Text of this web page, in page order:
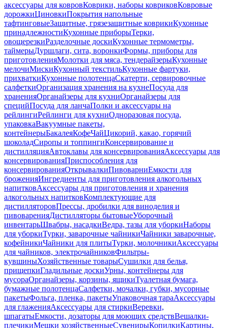
аксессуары для ковровКоврики, наборы ковриковКовровые
дорожкиЦиновкиПокрытия напольные
тафтинговыеЗащитные, грязезащитные коврикиКухонные
принадлежностиКухонные приборыТерки,
овощерезкиРазделочные доскиКухонные термометры,
таймерыДуршлаги, сита, воронкиФормы, приборы для
приготовленияМолотки для мяса, тендерайзерыКухонные
мелочиМискиКухонный текстильКухонные фартуки,
прихваткиКухонные полотенцаСкатерти, сервировочные
салфеткиОрганизация хранения на кухнеПосуда для
храненияОрганайзеры для кухниОрганайзеры для
специйПосуда для ланчаПолки и аксессуары на
рейлингиРейлинги для кухниОдноразовая посуда,
упаковкаВакуумные пакеты,
контейнерыБакалеяКофеЧайЦикорий, какао, горячий
шоколадСиропы и топпингиКонсервирование и
дистилляцияАвтоклавы для консервированияАксессуары для
консервированияПриспособления для
консервированияОткрывалкиПивоварниЕмкости для
броженияИнгредиенты для приготовления алкогольных
напитковАксессуары для приготовления и хранения
алкогольных напитковКомплектующие для
дистилляторовПрессы, дробилки для виноделия и
пивоваренияДистилляторы бытовыеУборочный
инвентарьШвабры, насадкиВедра, тазы для уборкиНаборы
для уборкиТурки, заварочные чайникиЧайники заварочные,
кофейникиЧайники для плитыТурки, молочникиАксессуары
для чайников, электрочайниковФильтры-
кувшиныХозяйственные товарыСушилки для белья,
прищепкиГладильные доскиУрны, контейнеры для
мусораОрганайзеры, корзины, ящикиТуалетная бумага,
бумажные полотенцаСалфетки, мочалки, губки, мусорные
пакетыФольга, пленка, пакетыУпаковочная тараАксессуары
для глаженияАксессуары для стиркиВеревки,
шпагатыЕмкости, дозаторы для моющих средствВешалки-
плечикиМешки хозяйственныеСувенирыКопилкиКартины,